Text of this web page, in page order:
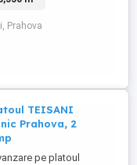
rezidențială,
sau proiect
...
Prahova
TEISANI
Prahova, 2
pe platoul